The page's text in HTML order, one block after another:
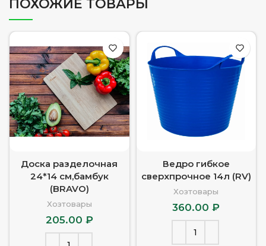
ПОХОЖИЕ ТОВАРЫ
Доска разделочная
24*14 см,бамбук
(BRAVO)
Хозтовары
205.00 ₽
Ведро гибкое
сверхпрочное 14л (RV)
Хозтовары
360.00₽